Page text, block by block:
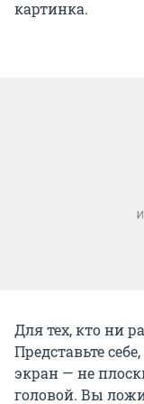
картинка.
Для тех, кто ни
Представьте
экран — не
головой. Вы